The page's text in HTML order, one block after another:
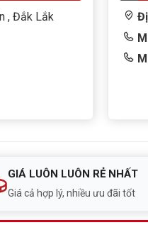
, Đắk Lắk
GIÁ LUÔN LUÔN RẺ NHẤT
Giá cả hợp lý, nhiều ưu đãi tốt